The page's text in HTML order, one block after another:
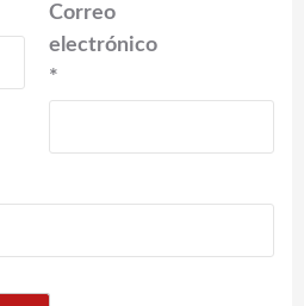
Correo
electrónico
*